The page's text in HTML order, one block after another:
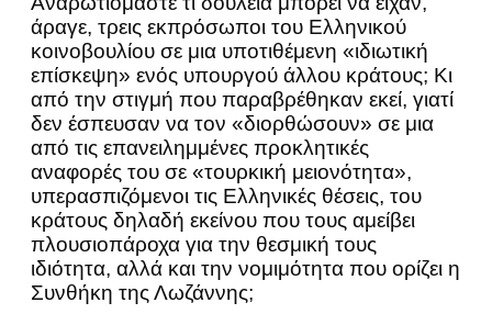
άραγε, τρεις εκπρόσωποι του Ελληνικού
κοινοβουλίου σε μια υποτιθέμενη «ιδιωτική
επίσκεψη» ενός υπουργού άλλου κράτους; Κι
από την στιγμή που παραβρέθηκαν εκεί, γιατί
δεν έσπευσαν να τον «διορθώσουν» σε μια
από τις επανειλημμένες προκλητικές
αναφορές του σε «τουρκική μειονότητα»,
υπερασπιζόμενοι τις Ελληνικές θέσεις, του
κράτους δηλαδή εκείνου που τους αμείβει
πλουσιοπάροχα για την θεσμική τους
ιδιότητα, αλλά και την νομιμότητα που ορίζει η
Συνθήκη της Λωζάννης;